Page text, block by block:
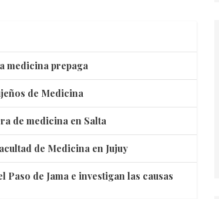
medicina prepaga
de Medicina
de medicina en Salta
de Medicina en Jujuy
de Jama e investigan las causas